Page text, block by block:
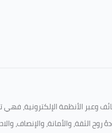
وعبر الأنظمة الإلكترونية،
الثقة، والأمانة، والإنصاف،